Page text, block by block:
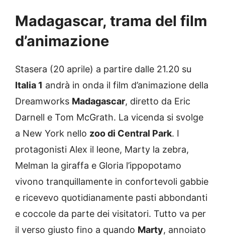
Madagascar, trama del film
d’animazione
Stasera (20 aprile) a partire dalle 21.20 su
Italia 1 andrà in onda il film d’animazione della
Dreamworks Madagascar, diretto da Eric
Darnell e Tom McGrath. La vicenda si svolge
a New York nello zoo di Central Park. I
protagonisti Alex il leone, Marty la zebra,
Melman la giraffa e Gloria l’ippopotamo
vivono tranquillamente in confortevoli gabbie
e ricevevo quotidianamente pasti abbondanti
e coccole da parte dei visitatori. Tutto va per
il verso giusto fino a quando Marty, annoiato